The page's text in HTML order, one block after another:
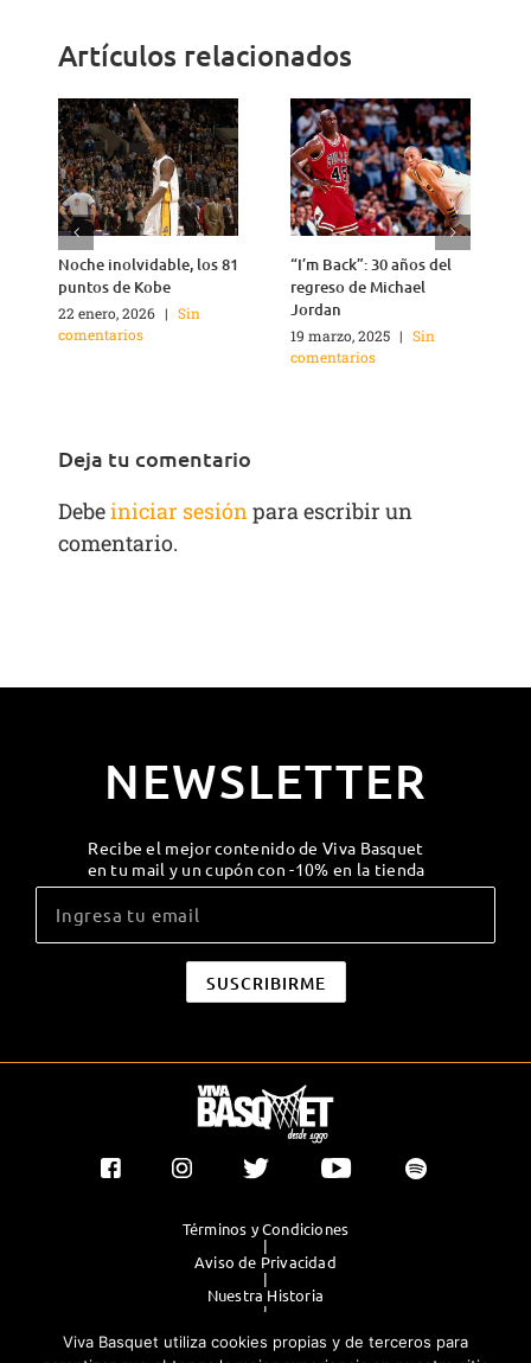
Artículos relacionados
Noche inolvidable, los 81
puntos de Kobe
22 enero, 2026 | Sin
comentarios
“I’m Back”: 30 años del
regreso de Michael
Jordan
19 marzo, 2025 | Sin
comentarios
Deja tu comentario
Debeiniciar sesiónpara escribir un
comentario.
NEWSLETTER
Recibe el mejor contenido de Viva Basquet
en tu mail y un cupón con -10% en la tienda
Términos y Condiciones
|
Aviso de Privacidad
|
Nuestra Historia
|
|
Viva Basquet utiliza cookies propias y de terceros para